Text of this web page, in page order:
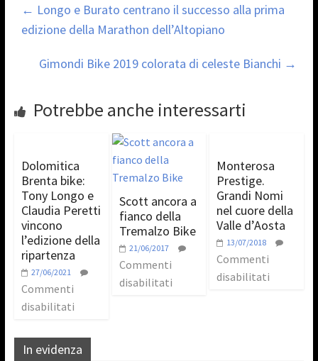
← Longo e Burato centrano il successo alla prima
edizione della Marathon dell’Altopiano
Gimondi Bike 2019 colorata di celeste Bianchi →
Potrebbe anche interessarti
Dolomitica
Brenta bike:
Tony Longo e
Claudia Peretti
vincono
l’edizione della
ripartenza
27/06/2021
Commenti
disabilitati
Scott ancora a
fianco della
Tremalzo Bike
21/06/2017
Commenti
disabilitati
Monterosa
Prestige.
Grandi Nomi
nel cuore della
Valle d’Aosta
13/07/2018
Commenti
disabilitati
In evidenza